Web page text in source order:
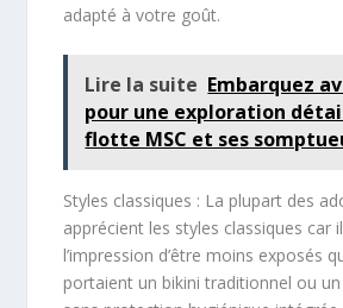
adapté à votre goût.
Lire la suite Embarquez
pour une exploration
flotte MSC et ses
Styles classiques : La plupart des
apprécient les styles classiques car
l’impression d’être moins exposés
portaient un bikini traditionnel ou